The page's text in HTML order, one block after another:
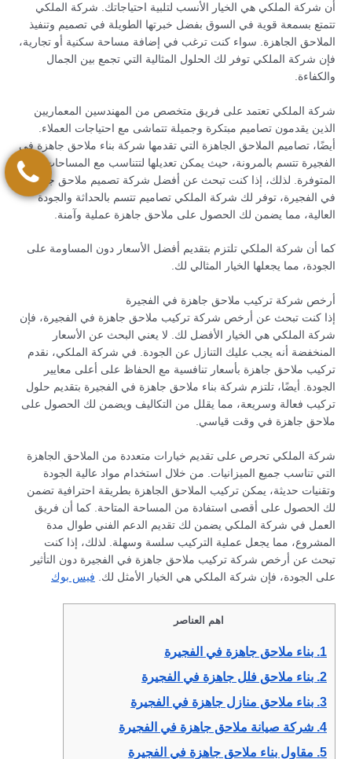
أن شركة الملكي هي الخيار الأنسب لتلبية احتياجاتك. شركة الملكي
تتمتع بسمعة قوية في السوق بفضل خبرتها الطويلة في تصميم وتنفيذ
الملاحق الجاهزة. سواء كنت ترغب في إضافة مساحة سكنية أو تجارية،
فإن شركة الملكي توفر لك الحلول المثالية التي تجمع بين الجمال
والكفاءة.
شركة الملكي تعتمد على فريق متخصص من المهندسين المعماريين
الذين يقدمون تصاميم مبتكرة وجميلة تتماشى مع احتياجات العملاء.
أيضًا، تصاميم الملاحق الجاهزة التي تقدمها شركة بناء ملاحق جاهزة في
الفجيرة تتسم بالمرونة، حيث يمكن تعديلها لتتناسب مع المساحات
المتوفرة. لذلك، إذا كنت تبحث عن أفضل شركة تصميم ملاحق جاهزة
في الفجيرة، توفر لك شركة الملكي تصاميم تتسم بالحداثة والجودة
العالية، مما يضمن لك الحصول على ملاحق جاهزة عملية وآمنة.
كما أن شركة الملكي تلتزم بتقديم أفضل الأسعار دون المساومة على
الجودة، مما يجعلها الخيار المثالي لك.
أرخص شركة تركيب ملاحق جاهزة في الفجيرة
إذا كنت تبحث عن أرخص شركة تركيب ملاحق جاهزة في الفجيرة، فإن
شركة الملكي هي الخيار الأفضل لك. لا يعني البحث عن الأسعار
المنخفضة أنه يجب عليك التنازل عن الجودة. في شركة الملكي، نقدم
تركيب ملاحق جاهزة بأسعار تنافسية مع الحفاظ على أعلى معايير
الجودة. أيضًا، تلتزم شركة بناء ملاحق جاهزة في الفجيرة بتقديم حلول
تركيب فعالة وسريعة، مما يقلل من التكاليف ويضمن لك الحصول على
ملاحق جاهزة في وقت قياسي.
شركة الملكي تحرص على تقديم خيارات متعددة من الملاحق الجاهزة
التي تناسب جميع الميزانيات. من خلال استخدام مواد عالية الجودة
وتقنيات حديثة، يمكن تركيب الملاحق الجاهزة بطريقة احترافية تضمن
لك الحصول على أقصى استفادة من المساحة المتاحة. كما أن فريق
العمل في شركة الملكي يضمن لك تقديم الدعم الفني طوال مدة
المشروع، مما يجعل عملية التركيب سلسة وسهلة. لذلك، إذا كنت
تبحث عن أرخص شركة تركيب ملاحق جاهزة في الفجيرة دون التأثير
على الجودة، فإن شركة الملكي هي الخيار الأمثل لك. فيس بوك
اهم العناصر
1. بناء ملاحق جاهزة في الفجيرة
2. بناء ملاحق فلل جاهزة في الفجيرة
3. بناء ملاحق منازل جاهزة في الفجيرة
4. شركة صيانة ملاحق جاهزة في الفجيرة
5. مقاول بناء ملاحق جاهزة في الفجيرة